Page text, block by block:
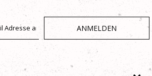
ANMELDEN